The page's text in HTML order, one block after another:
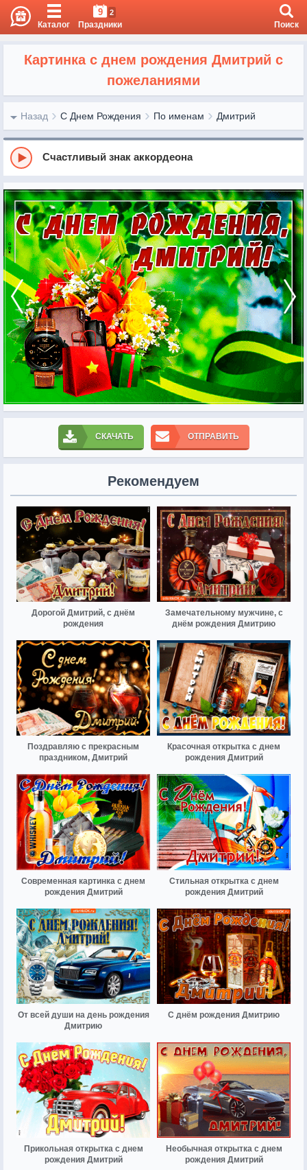
Каталог
9 2
Праздники Поиск
Картинка с днем рождения Дмитрий с
пожеланиями
Назад С Днем Рождения По именам Дмитрий
Счастливый знак аккордеона
СКАЧАТЬ ОТПРАВИТЬ
Рекомендуем
Дорогой Дмитрий, с днём
рождения
Замечательному мужчине, с
днём рождения Дмитрию
Поздравляю с прекрасным
праздником, Дмитрий
Красочная открытка с днем
рождения Дмитрий
Современная картинка с днем
рождения Дмитрий
Стильная открытка с днем
рождения Дмитрий
От всей души на день рождения
Дмитрию
С днём рождения Дмитрию
Прикольная открытка с днем
рождения Дмитрий
Необычная открытка с днем
рождения Дмитрий